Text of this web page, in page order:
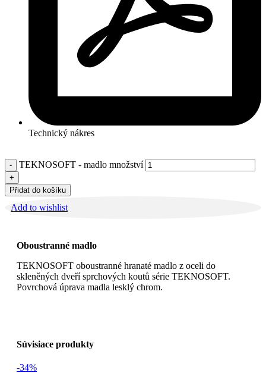
Technický nákres
TEKNOSOFT - madlo množství
Přidat do košíku
Add to wishlist
Oboustranné madlo
TEKNOSOFT oboustranné hranaté madlo z oceli do
skleněných dveří sprchových koutů série TEKNOSOFT.
Povrchová úprava madla lesklý chrom.
Súvisiace produkty
-34%